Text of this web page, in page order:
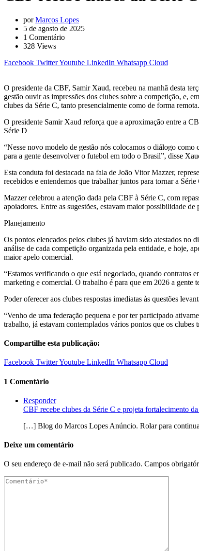
porMarcos Lopes
5 de agosto de 2025
1 Comentário
328 Views
Facebook TwitterYoutube LinkedIn Whatsapp Cloud
O presidente da CBF, Samir Xaud, recebeu na manhã desta
gestão ouvir as impressões dos clubes sobre a competição, e,
clubes da Série C, tanto presencialmente como de forma remota.
O presidente Samir Xaud reforça que a aproximação entre a
Série D
“Nesse novo modelo de gestão nós colocamos o diálogo
para a gente desenvolver o futebol em todo o Brasil”, disse
Esta conduta foi destacada na fala de João Vitor Mazzer,
recebidos e entendemos que trabalhar juntos para tornar a
Mazzer celebrou a atenção dada pela CBF à Série C, com
apoiadores. Entre as sugestões, estavam maior possibilidade
Planejamento
Os pontos elencados pelos clubes já haviam sido atestados
análise de cada competição organizada pela entidade, e hoje,
maior apelo comercial.
“Estamos verificando o que está negociado, quando contratos
marketing e comercial. O trabalho é para que em 2026 a gente
Poder oferecer aos clubes respostas imediatas às questões
“Venho de uma federação pequena e por ter participado
trabalho, já estavam contemplados vários pontos que os
Compartilhe esta publicação:
Facebook TwitterYoutube LinkedIn Whatsapp Cloud
1 Comentário
Responder
CBF recebe clubes da Série C e projeta fortalecimento
[…] Blog do Marcos Lopes Anúncio. Rolar para
Deixe um comentário
O seu endereço de e-mail não será publicado. Campos